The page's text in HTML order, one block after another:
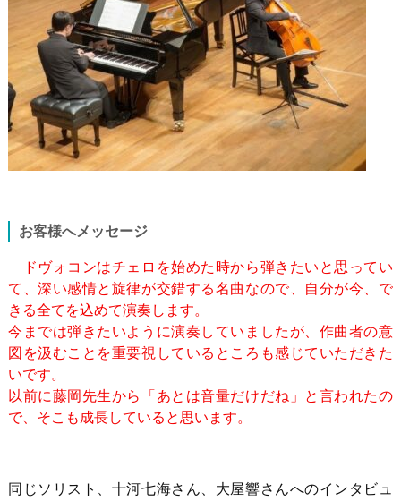
お客様へメッセージ
ドヴォコンはチェロを始めた時から弾きたいと思ってい
て、深い感情と旋律が交錯する名曲なので、自分が今、で
きる全てを込めて演奏します。
今までは弾きたいように演奏していましたが、作曲者の意
図を汲むことを重要視しているところも感じていただきた
いです。
以前に藤岡先生から「あとは音量だけだね」と言われたの
で、そこも成長していると思います。
同じソリスト、十河七海さん、大屋響さんへのインタビュ